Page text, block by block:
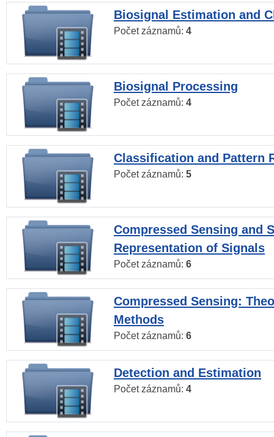
Biosignal Estimation and
Počet záznamů: 4
Biosignal Processing
Počet záznamů: 4
Classification and Pattern
Počet záznamů: 5
Compressed Sensing and
Representation of Signals
Počet záznamů: 6
Compressed Sensing:
Methods
Počet záznamů: 6
Detection and Estimation
Počet záznamů: 4